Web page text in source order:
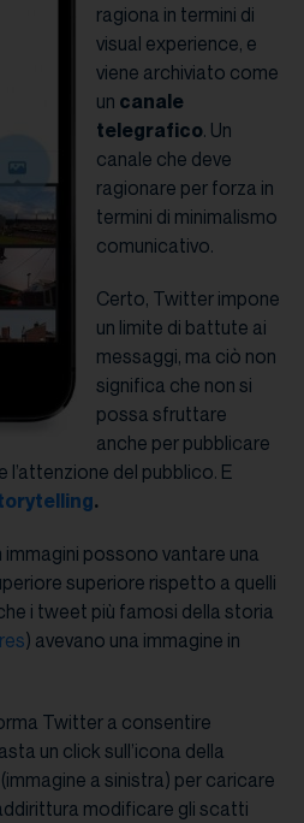
ragiona in termini di
visual experience, e
viene archiviato come
un canale
telegrafico. Un
canale che deve
ragionare per forza in
termini di minimalismo
comunicativo.
Certo, Twitter impone
un limite di battute ai
messaggi, ma ciò non
significa che non si
possa sfruttare
anche per pubblicare
del pubblico. E
.
possono vantare una
superiore rispetto a quelli
i tweet più famosi della storia
) avevano una immagine in
Twitter a consentire
un click sull’icona della
(immagine a sinistra) per caricare
modificare gli scatti